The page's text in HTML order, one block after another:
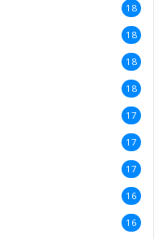
18
18
18
18
17
17
17
16
16